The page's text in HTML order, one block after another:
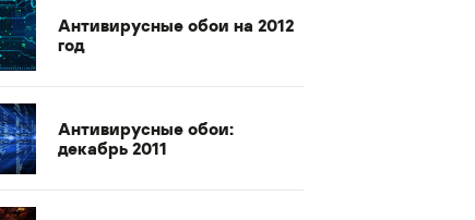
Антивирусные обои на 2012
год
Антивирусные обои:
декабрь 2011